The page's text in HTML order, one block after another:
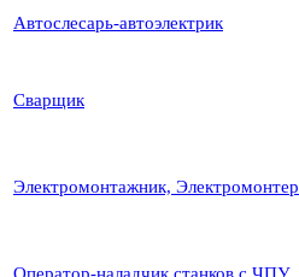
Автослесарь-автоэлектрик
Сварщик
Электромонтажник, Электромонтер